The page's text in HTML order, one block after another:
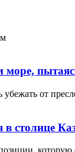
море,
от
столице